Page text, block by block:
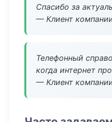
Спасибо за
— Клиент
Телефонный
когда интернет
— Клиент